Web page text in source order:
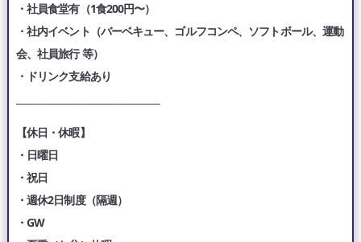
・社員食堂有（1食200円〜）
・社内イベント（バーベキュー、ゴルフコンペ、ソフトボール、運動
会、社員旅行 等）
・ドリンク支給あり
【休日・休暇】
・日曜日
・祝日
・週休2日制度（隔週）
・GW